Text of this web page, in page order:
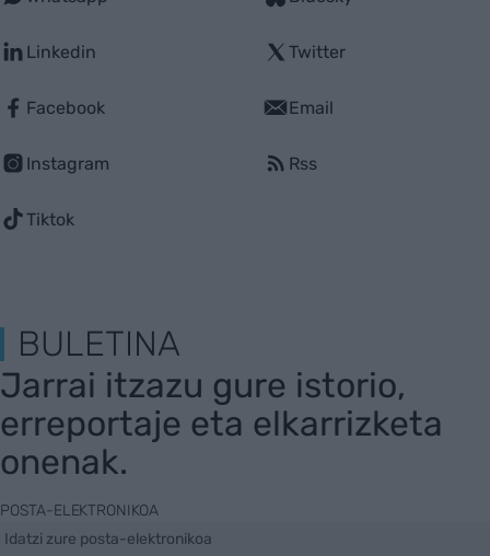
Linkedin
Facebook
Instagram
Tiktok
Twitter
Email
Rss
BULETINA
Jarrai itzazu gure istorio,
erreportaje eta elkarrizketa
onenak.
POSTA-ELEKTRONIKOA